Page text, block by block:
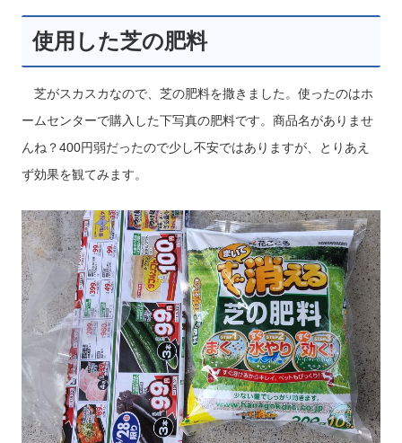
使用した芝の肥料
芝がスカスカなので、芝の肥料を撒きました。使ったのはホ
ームセンターで購入した下写真の肥料です。商品名がありませ
んね？400円弱だったので少し不安ではありますが、とりあえ
ず効果を観てみます。